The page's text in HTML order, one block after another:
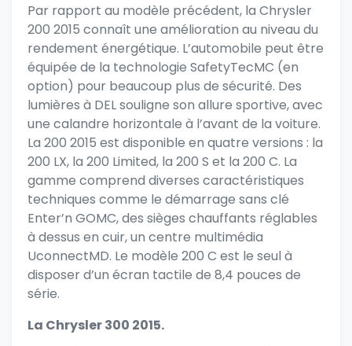
Par rapport au modèle précédent, la Chrysler
200 2015 connaît une amélioration au niveau du
rendement énergétique. L’automobile peut être
équipée de la technologie SafetyTecMC (en
option) pour beaucoup plus de sécurité. Des
lumières à DEL souligne son allure sportive, avec
une calandre horizontale à l’avant de la voiture.
La 200 2015 est disponible en quatre versions : la
200 LX, la 200 Limited, la 200 S et la 200 C. La
gamme comprend diverses caractéristiques
techniques comme le démarrage sans clé
Enter’n GOMC, des sièges chauffants réglables
à dessus en cuir, un centre multimédia
UconnectMD. Le modèle 200 C est le seul à
disposer d’un écran tactile de 8,4 pouces de
série.
La Chrysler 300 2015.